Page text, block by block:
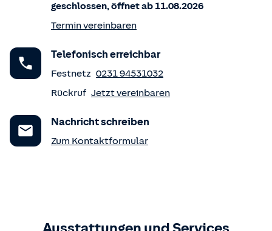
geschlossen, öffnet ab 11.08.2026
Termin vereinbaren
Telefonisch erreichbar
Festnetz 0231 94531032
Rückruf Jetzt vereinbaren
Nachricht schreiben
Zum Kontaktformular